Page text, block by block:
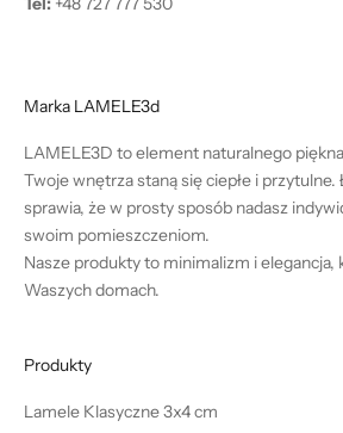
Marka LAMELE3d
LAMELE3D to element naturalnego
Twoje wnętrza staną się ciepłe i
sprawia, że w prosty sposób nadasz
swoim pomieszczeniom.
Nasze produkty to minimalizm i elegancja,
Waszych domach.
Produkty
Lamele Klasyczne 3x4 cm